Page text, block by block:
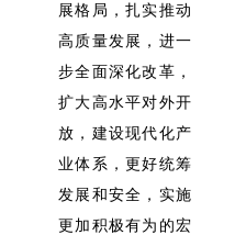
展格局，扎实推动
高质量发展，进一
步全面深化改革，
扩大高水平对外开
放，建设现代化产
业体系，更好统筹
发展和安全，实施
更加积极有为的宏